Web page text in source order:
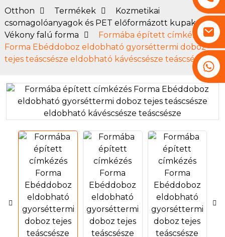
+86 13530645990
Otthon Termékek
Kozmetikai
csomagolóanyagok és PET előformázott kupak
Vékony falú forma
Formába épített címkézés
Forma Ebéddoboz eldobható gyorséttermi doboz
tejes teáscsésze eldobható kávéscsésze teáscsésze